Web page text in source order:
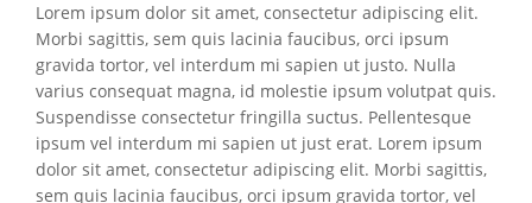
Lorem ipsum dolor sit amet, consectetur adipiscing elit.
Morbi sagittis, sem quis lacinia faucibus, orci ipsum
gravida tortor, vel interdum mi sapien ut justo. Nulla
varius consequat magna, id molestie ipsum volutpat quis.
Suspendisse consectetur fringilla suctus. Pellentesque
ipsum vel interdum mi sapien ut just erat. Lorem ipsum
dolor sit amet, consectetur adipiscing elit. Morbi sagittis,
sem quis lacinia faucibus, orci ipsum gravida tortor, vel